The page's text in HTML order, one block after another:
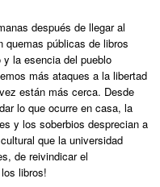
después de llegar al
quemas públicas de libros
la esencia del pueblo
más ataques a la libertad
están más cerca. Desde
lo que ocurre en casa, la
y los soberbios desprecian a
que la universidad
de reivindicar el
libros!